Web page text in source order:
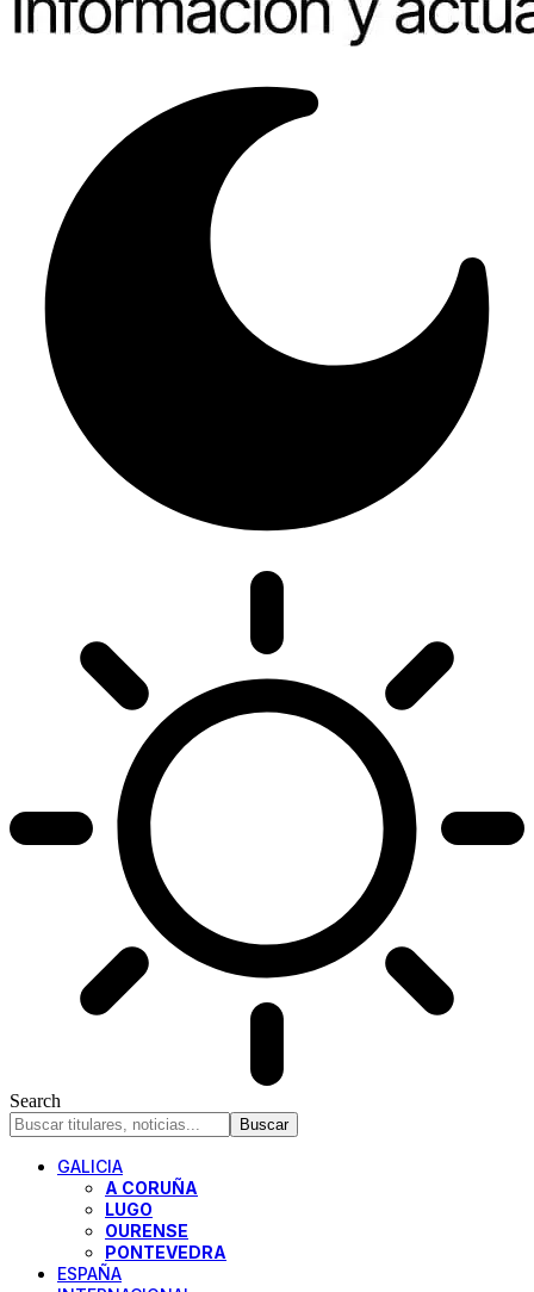
Search
GALICIA
A CORUÑA
LUGO
OURENSE
PONTEVEDRA
ESPAÑA